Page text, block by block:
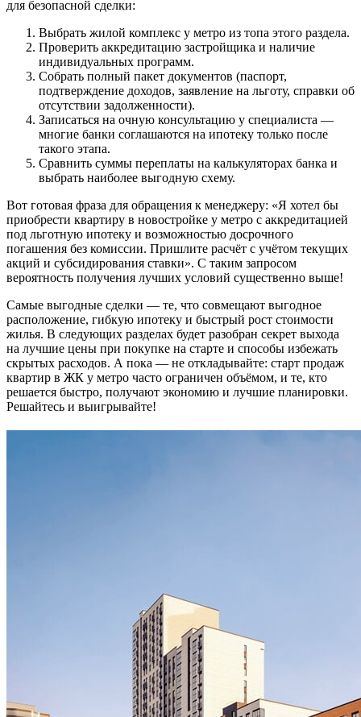
для безопасной сделки:
Выбрать жилой комплекс у метро из топа этого раздела.
Проверить аккредитацию застройщика и наличие
индивидуальных программ.
Собрать полный пакет документов (паспорт,
подтверждение доходов, заявление на льготу, справки об
отсутствии задолженности).
Записаться на очную консультацию у специалиста —
многие банки соглашаются на ипотеку только после
такого этапа.
Сравнить суммы переплаты на калькуляторах банка и
выбрать наиболее выгодную схему.
Вот готовая фраза для обращения к менеджеру: «Я хотел бы
приобрести квартиру в новостройке у метро с аккредитацией
под льготную ипотеку и возможностью досрочного
погашения без комиссии. Пришлите расчёт с учётом текущих
акций и субсидирования ставки». С таким запросом
вероятность получения лучших условий существенно выше!
Самые выгодные сделки — те, что совмещают выгодное
расположение, гибкую ипотеку и быстрый рост стоимости
жилья. В следующих разделах будет разобран секрет выхода
на лучшие цены при покупке на старте и способы избежать
скрытых расходов. А пока — не откладывайте: старт продаж
квартир в ЖК у метро часто ограничен объёмом, и те, кто
решается быстро, получают экономию и лучшие планировки.
Решайтесь и выигрывайте!